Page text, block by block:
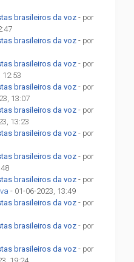
brasileiros da voz - por
brasileiros da voz - por
brasileiros da voz - por
12:53
brasileiros da voz - por
13:07
brasileiros da voz - por
13:23
brasileiros da voz - por
brasileiros da voz - por
brasileiros da voz - por
- 01-06-2023, 13:49
brasileiros da voz - por
brasileiros da voz - por
brasileiros da voz - por